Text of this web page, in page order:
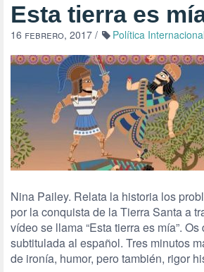
Esta tierra es
16 febrero, 2017 / Política Internacional
Nina Pailey. Relata la historia los
por la conquista de la Tierra Santa a
vídeo se llama “Esta tierra es mía”.
subtitulada al español. Tres minutos
de ironía, humor, pero también, rigor